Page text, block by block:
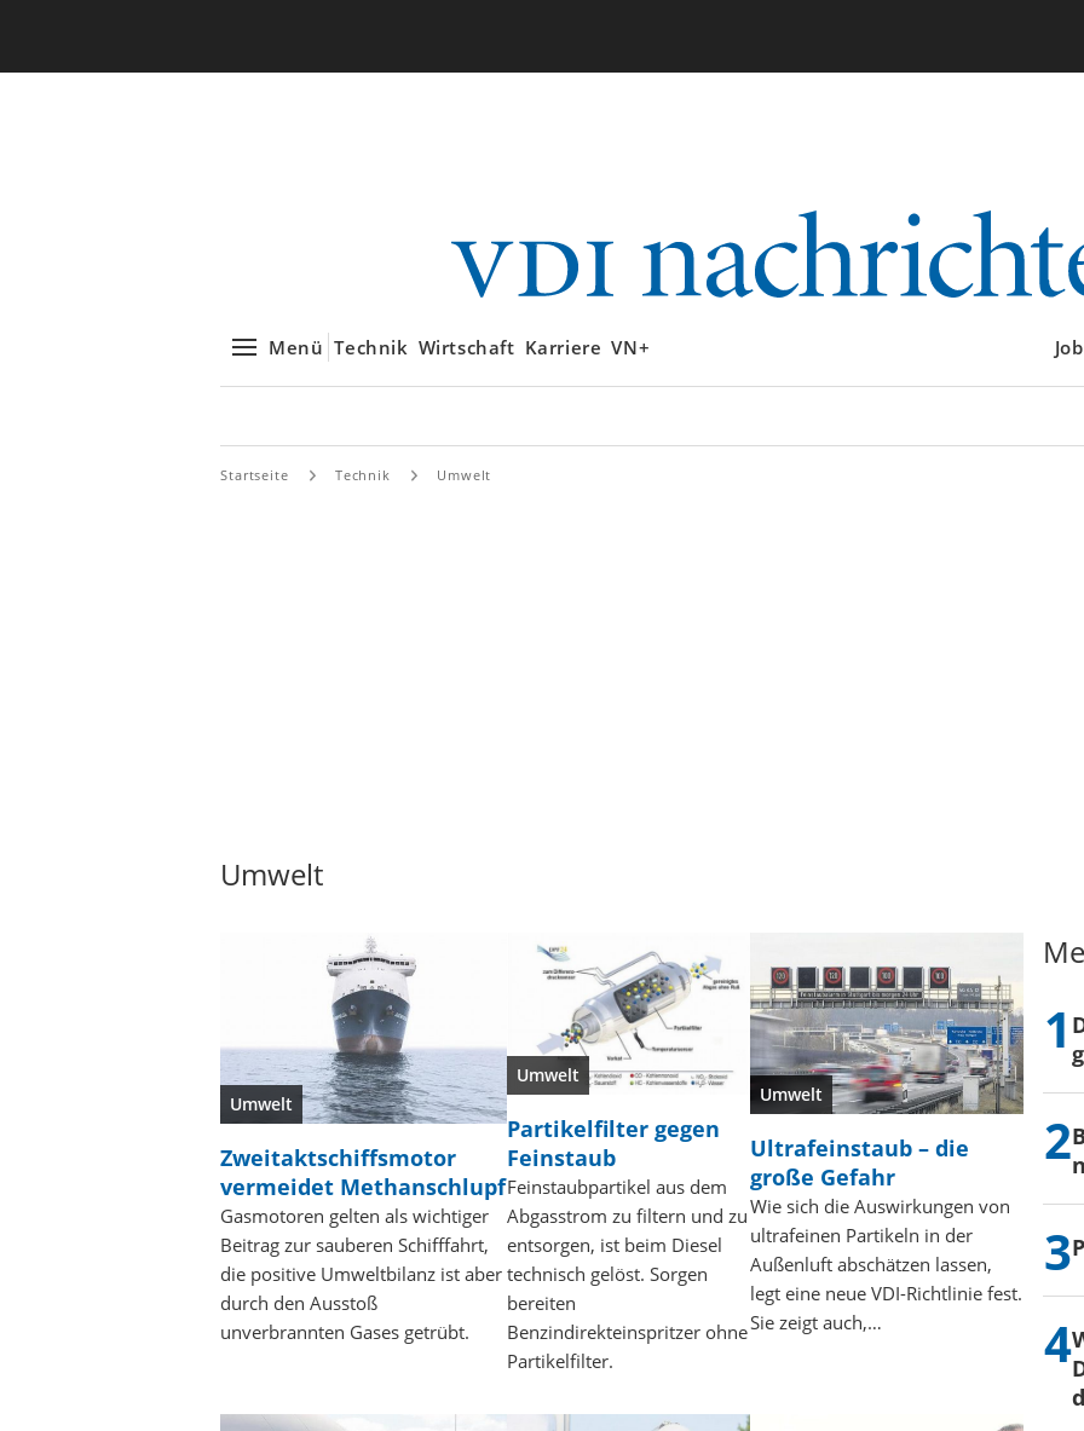
Menü Technik Wirtschaft Karriere VN+
Startseite Technik Umwelt
Umwelt
Umwelt
Zweitaktschiffsmotor
vermeidet Methanschlupf
Gasmotoren gelten als wichtiger
Beitrag zur sauberen Schifffahrt,
die positive Umweltbilanz ist aber
durch den Ausstoß
unverbrannten Gases getrübt.
Umwelt
Partikelfilter gegen
Feinstaub
Feinstaubpartikel aus dem
Abgasstrom zu filtern und zu
entsorgen, ist beim Diesel
technisch gelöst. Sorgen
bereiten
Benzindirekteinspritzer ohne
Partikelfilter.
Umwelt
Ultrafeinstaub – die
große Gefahr
Wie sich die Auswirkungen von
ultrafeinen Partikeln in der
Außenluft abschätzen lassen,
legt eine neue VDI-Richtlinie fest.
Sie zeigt auch,…